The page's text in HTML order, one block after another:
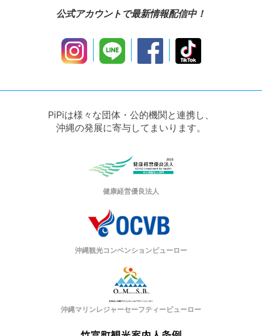
公式アカウントで最新情報配信中！
PiPiは様々な団体・公的機関と連携し、
沖縄の発展に寄与してまいります。
健康経営優良法人
沖縄観光コンベンションビューロー
沖縄マリンレジャーセーフティービューロー